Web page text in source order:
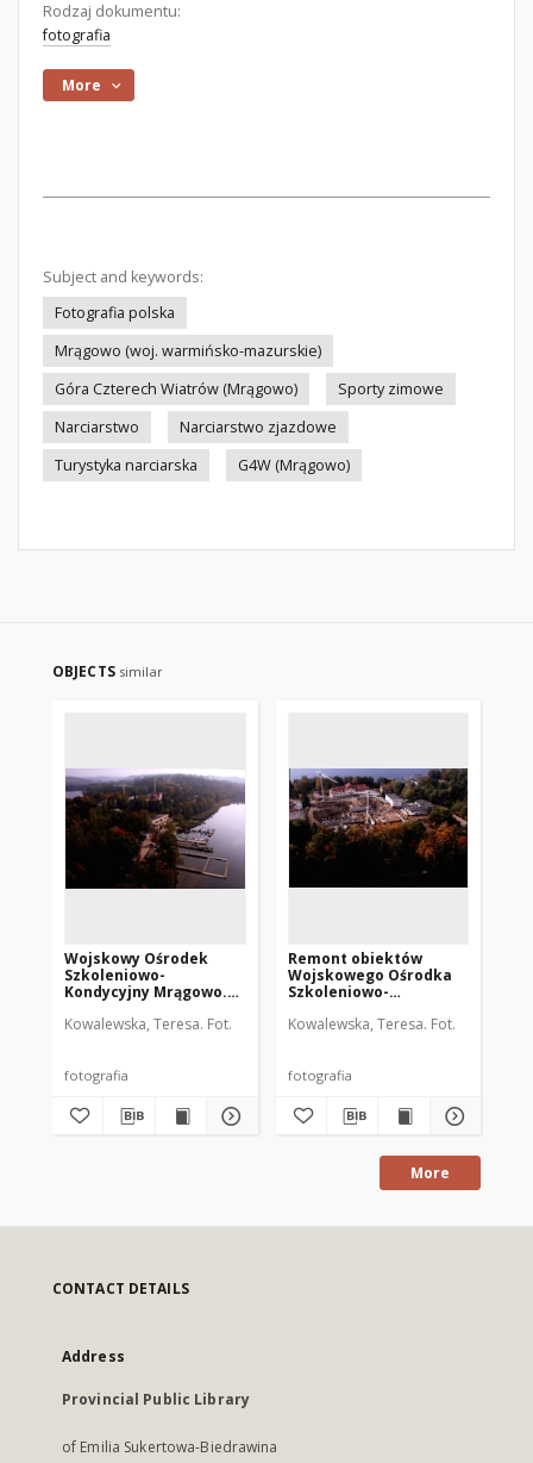
Rodzaj dokumentu:
fotografia
More
Subject and keywords:
Fotografia polska
Mrągowo (woj. warmińsko-mazurskie)
Góra Czterech Wiatrów (Mrągowo)
Sporty zimowe
Narciarstwo
Narciarstwo zjazdowe
Turystyka narciarska
G4W (Mrągowo)
OBJECTS similar
Wojskowy Ośrodek
Szkoleniowo-
Kondycyjny Mrągowo.
Kowalewska, Teresa. Fot.
fotografia
Remont obiektów
Wojskowego Ośrodka
Szkoleniowo-
Mrągowo. [1]
Kowalewska, Teresa. Fot.
fotografia
More
CONTACT DETAILS
Address
Provincial Public Library
of Emilia Sukertowa-Biedrawina